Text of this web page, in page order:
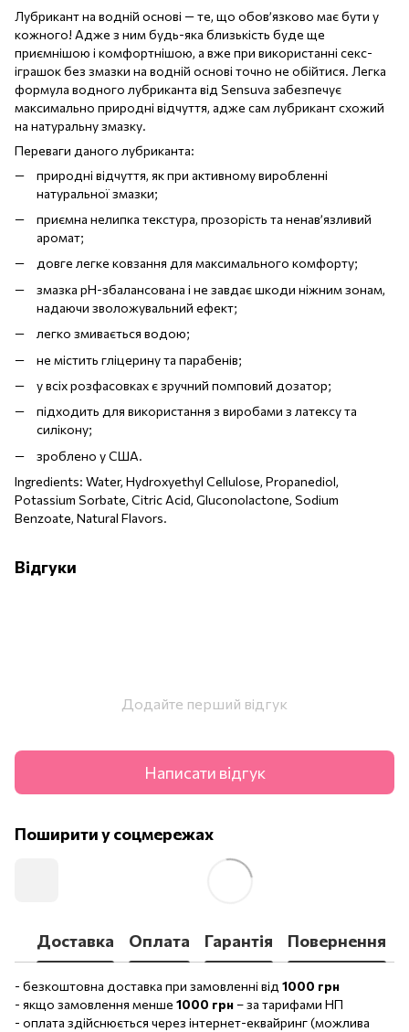
Лубрикант на водній основі — те, що обов’язково має бути у
кожного! Адже з ним будь-яка близькість буде ще
приємнішою і комфортнішою, а вже при використанні секс-
іграшок без змазки на водній основі точно не обійтися. Легка
формула водного лубриканта від Sensuva забезпечує
максимально природні відчуття, адже сам лубрикант схожий
на натуральну змазку.
Переваги даного лубриканта:
природні відчуття, як при активному виробленні
натуральної змазки;
приємна нелипка текстура, прозорість та ненав’язливий
аромат;
довге легке ковзання для максимального комфорту;
змазка pH-збалансована і не завдає шкоди ніжним зонам,
надаючи зволожувальний ефект;
легко змивається водою;
не містить гліцерину та парабенів;
у всіх розфасовках є зручний помповий дозатор;
підходить для використання з виробами з латексу та
силікону;
зроблено у США.
Ingredients: Water, Hydroxyethyl Cellulose, Propanediol,
Potassium Sorbate, Citric Acid, Gluconolactone, Sodium
Benzoate, Natural Flavors.
Відгуки
Додайте перший відгук
Написати відгук
Поширити у соцмережах
Доставка Оплата Гарантія Повернення
- безкоштовна доставка при замовленні від 1000 грн
- якщо замовлення менше 1000 грн– за тарифами НП
- оплата здійснюється через інтернет-еквайринг (можлива